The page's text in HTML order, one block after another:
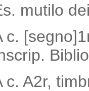
mutilo
c.
c. A2r,